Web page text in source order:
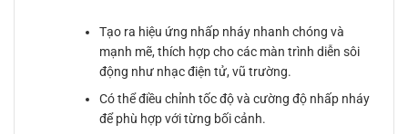
Tạo ra hiệu ứng nhấp nháy nhanh chóng và
mạnh mẽ, thích hợp cho các màn trình diễn sôi
động như nhạc điện tử, vũ trường.
Có thể điều chỉnh tốc độ và cường độ nhấp nháy
để phù hợp với từng bối cảnh.